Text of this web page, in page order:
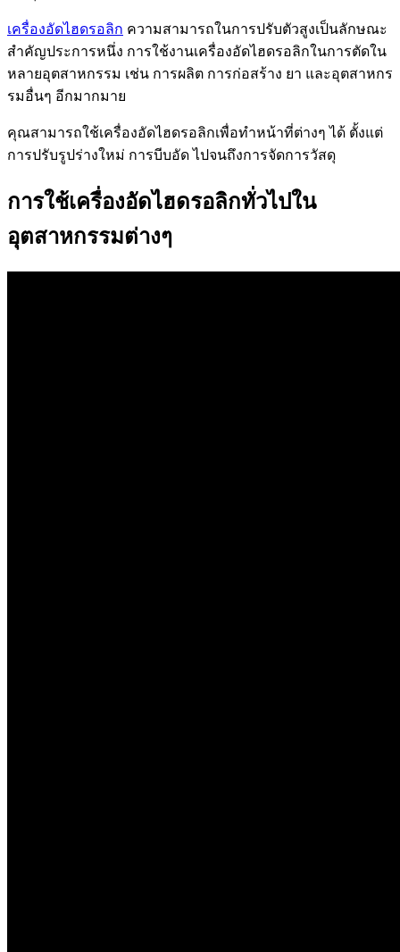
เครื่องอัดไฮดรอลิก ความสามารถในการปรับตัวสูงเป็นลักษณะ
สำคัญประการหนึ่ง การใช้งานเครื่องอัดไฮดรอลิกในการตัดใน
หลายอุตสาหกรรม เช่น การผลิต การก่อสร้าง ยา และอุตสาหกร
รมอื่นๆ อีกมากมาย
คุณสามารถใช้เครื่องอัดไฮดรอลิกเพื่อทำหน้าที่ต่างๆ ได้ ตั้งแต่
การปรับรูปร่างใหม่ การบีบอัด ไปจนถึงการจัดการวัสดุ
การใช้เครื่องอัดไฮดรอลิกทั่วไปใน
อุตสาหกรรมต่างๆ